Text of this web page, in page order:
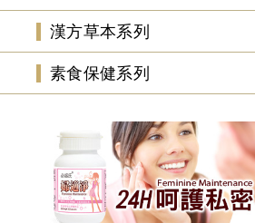
漢方草本系列
素食保健系列